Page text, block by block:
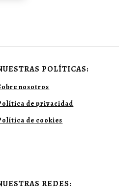
POLÍTICAS:
nosotros
de privacidad
de cookies
REDES: